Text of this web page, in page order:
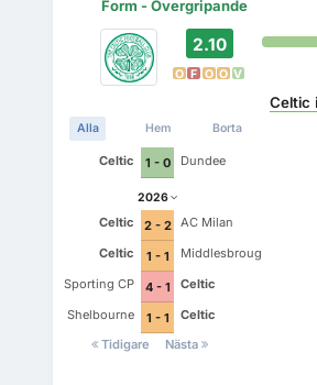
Form - Övergripande
2.10
O F O O V
Alla Hem Borta
Celtic 1 - 0 Dundee
2026
Celtic 2 - 2
AC Milan
Celtic
1 - 1
Middlesbrough
Sporting CP
4 - 1
Celtic
Shelbourne
1 - 1
Celtic
Tidigare
Nästa
Celtic